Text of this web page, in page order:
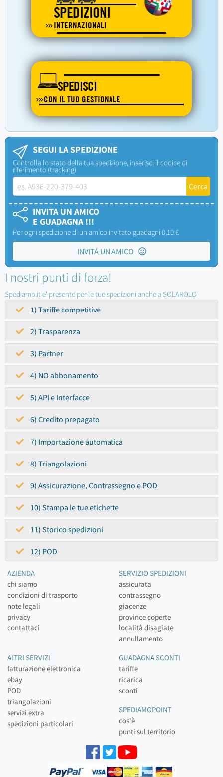
SPEDIZIONI
INTERNAZIONALI
SPEDISCI
CON IL TUO GESTIONALE
SEGUI LA SPEDIZIONE
Controlla lo stato della tua spedizione, inserisci il codice di
riferimento (tracking)
INVITA UN AMICO
E GUADAGNA !!!
Per ogni spedizione di un amico invitato guadagni 0,10 €
INVITA UN AMICO
I nostri punti di forza!
Spediamo.it e' presente per le tue spedizioni anche a SOLAROLO
1) Tariffe competitive
2) Trasparenza
3) Partner
4) NO abbonamento
5) API e Interfacce
6) Credito prepagato
7) Importazione automatica
8) Triangolazioni
9) Assicurazione, Contrassegno e POD
10) Stampa le tue etichette
11) Storico spedizioni
12) POD
AZIENDA
chi siamo
condizioni di trasporto
note legali
privacy
contattaci
SERVIZIO SPEDIZIONI
assicurata
contrassegno
giacenze
province coperte
località disagiate
annullamento
ALTRI SERVIZI
fatturazione elettronica
ebay
POD
triangolazioni
servizi extra
spedizioni particolari
GUADAGNA SCONTI
tariffe
ricarica
sconti
SPEDIAMOPOINT
cos'è
punti sul territorio